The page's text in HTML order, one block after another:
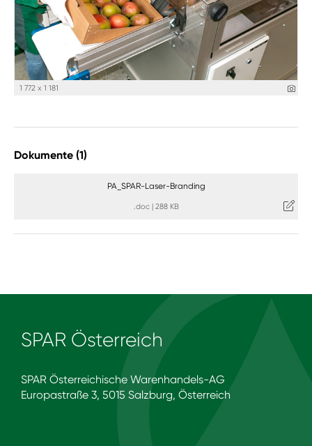
1 772 x 1 181
Dokumente (1)
PA_SPAR-Laser-Branding
.doc| 288 KB
SPAR Österreich
SPAR Österreichische Warenhandels-AG
Europastraße 3, 5015 Salzburg, Österreich